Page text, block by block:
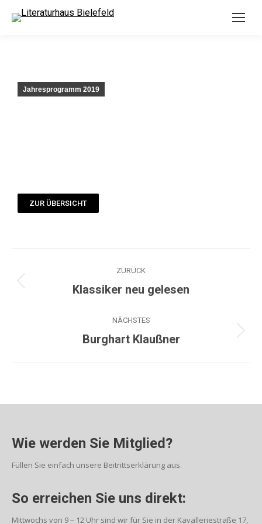
Jahresprogramm 2019
ZUR ÜBERSICHT
ZURÜCK
Klassiker neu gelesen
NÄCHSTES
Burghart Klaußner
Wie werden Sie Mitglied?
Füllen Sie einfach unsere Beitrittserklärung aus.
So erreichen Sie uns direkt:
Mittwochs von 9 – 12 Uhr sind wir für Sie in der Kavalleriestraße 17,